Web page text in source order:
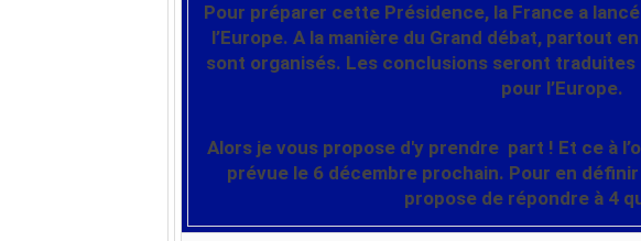
Pour préparer cette Présidence, la France a
l’Europe. A la manière du Grand débat, partout
sont organisés. Les conclusions seront
pour l’Europe.
Alors je vous propose d'y prendre part ! Et ce à
prévue le 6 décembre prochain. Pour en
propose de répondre à 4